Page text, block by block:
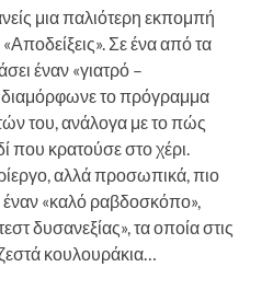
μια παλιότερη εκπομπή
Σε ένα από τα
έναν «γιατρό –
το πρόγραμμα
του, ανάλογα με το πώς
που κρατούσε στο χέρι.
αλλά προσωπικά, πιο
«καλό ραβδοσκόπο»,
δυσανεξίας», τα οποία στις
κουλουράκια…